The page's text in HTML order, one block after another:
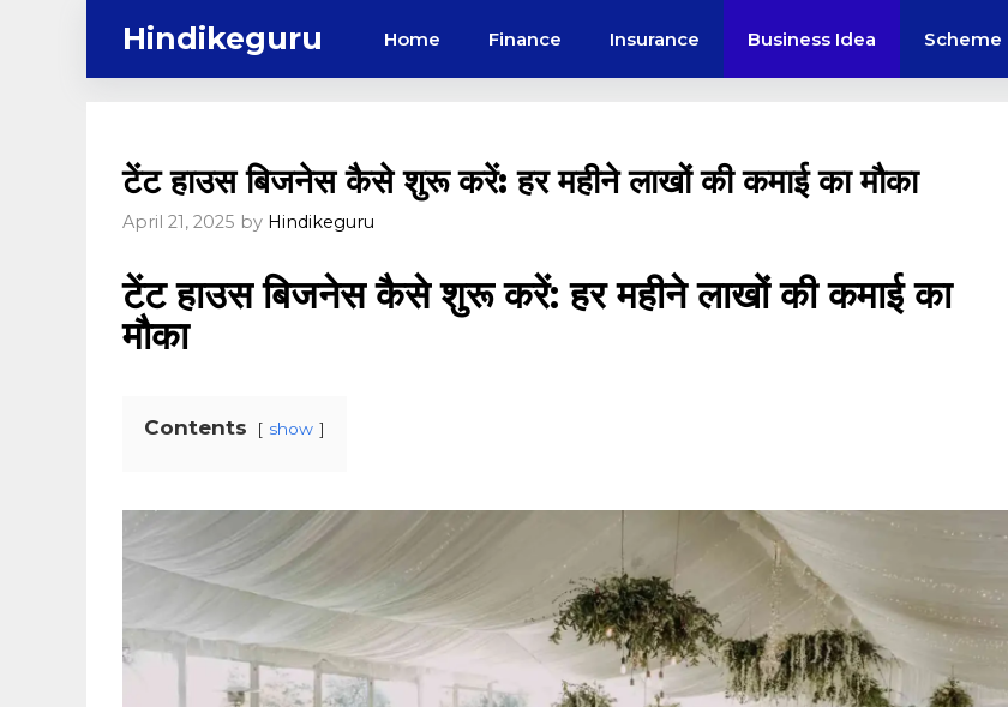
Hindikeguru Home Finance Insurance Business Idea Scheme
टेंट हाउस बिजनेस कैसे शुरू करें: हर महीने लाखों की कमाई का मौका
April 21, 2025 by Hindikeguru
टेंट हाउस बिजनेस कैसे शुरू करें: हर महीने लाखों की कमाई का
मौका
Contents show